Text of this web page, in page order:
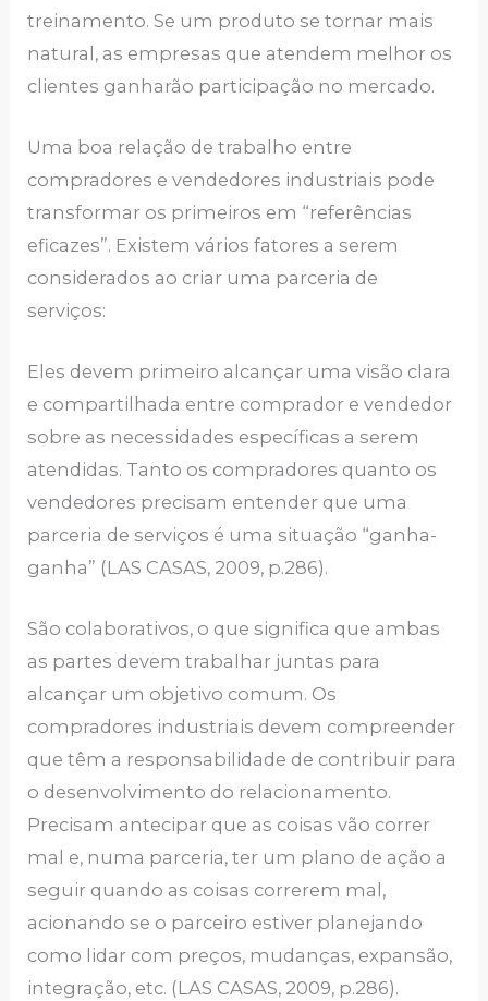
treinamento. Se um produto se tornar mais
natural, as empresas que atendem melhor os
clientes ganharão participação no mercado.
Uma boa relação de trabalho entre
compradores e vendedores industriais pode
transformar os primeiros em “referências
eficazes”. Existem vários fatores a serem
considerados ao criar uma parceria de
serviços:
Eles devem primeiro alcançar uma visão clara
e compartilhada entre comprador e vendedor
sobre as necessidades específicas a serem
atendidas. Tanto os compradores quanto os
vendedores precisam entender que uma
parceria de serviços é uma situação “ganha-
ganha” (LAS CASAS, 2009, p.286).
São colaborativos, o que significa que ambas
as partes devem trabalhar juntas para
alcançar um objetivo comum. Os
compradores industriais devem compreender
que têm a responsabilidade de contribuir para
o desenvolvimento do relacionamento.
Precisam antecipar que as coisas vão correr
mal e, numa parceria, ter um plano de ação a
seguir quando as coisas correrem mal,
acionando se o parceiro estiver planejando
como lidar com preços, mudanças, expansão,
integração, etc. (LAS CASAS, 2009, p.286).